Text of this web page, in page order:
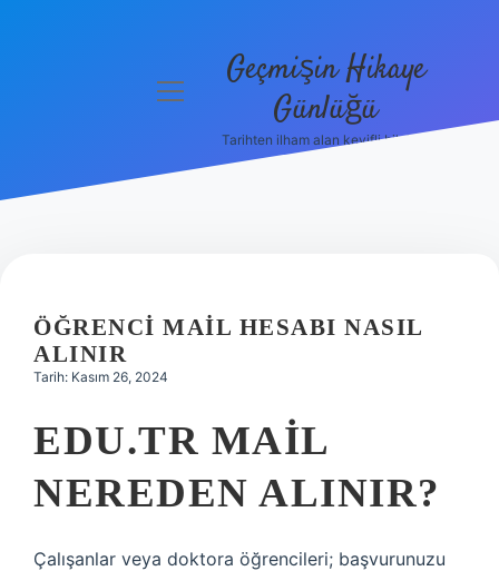
Hakkımızda
menüyü
Geçmişin Hikaye
Günlüğü
Tarihten ilham alan keyifli bilgiler!
ÖĞRENCI MAIL HESABI NASIL
ALINIR
Tarih: Kasım 26, 2024
EDU.TR MAIL
NEREDEN ALINIR?
Çalışanlar veya doktora öğrencileri; başvurunuzu